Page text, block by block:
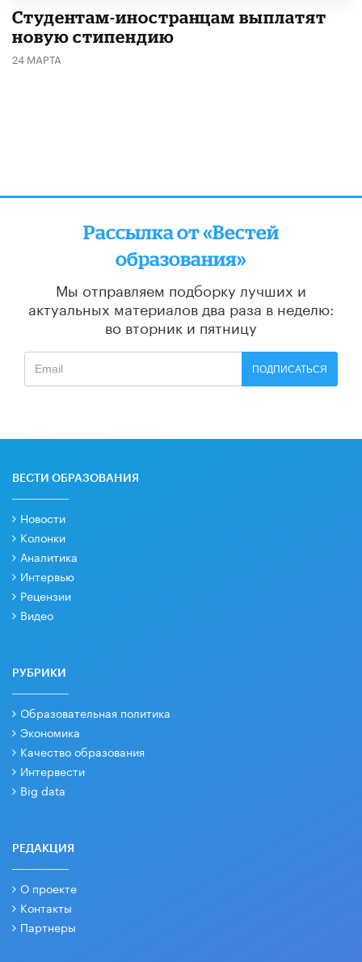
Студентам-иностранцам выплатят
новую стипендию
24 МАРТА
Рассылка от «Вестей
образования»
Мы отправляем подборку лучших и
актуальных материалов два раза в неделю:
во вторник и пятницу
ПОДПИСАТЬСЯ
ВЕСТИ ОБРАЗОВАНИЯ
Новости
Колонки
Аналитика
Интервью
Рецензии
Видео
РУБРИКИ
Образовательная политика
Экономика
Качество образования
Интервести
Big data
РЕДАКЦИЯ
О проекте
Контакты
Партнеры